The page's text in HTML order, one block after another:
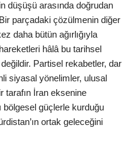
düşüşü arasında doğrudan
parçadaki çözülmenin diğer
daha bütün ağırlığıyla
hâlâ bu tarihsel
Partisel rekabetler, dar
siyasal yönelimler, ulusal
tarafın İran eksenine
bölgesel güçlerle kurduğu
ortak geleceğini